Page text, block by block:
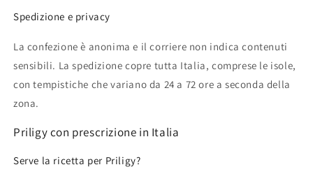
Spedizione e privacy
La confezione è anonima e il corriere non indica contenuti
sensibili. La spedizione copre tutta Italia, comprese le isole,
con tempistiche che variano da 24 a 72 ore a seconda della
zona.
Priligy con prescrizione in Italia
Serve la ricetta per Priligy?